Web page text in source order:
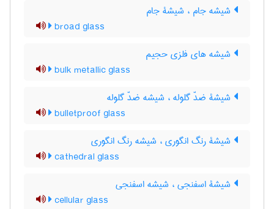
شیشه جام ، شیشۀ جام
broad glass
شیشه های فلزی حجیم
bulk metallic glass
شیشۀ ضدّ گلوله ، شیشه ضدّ گلوله
bulletproof glass
شیشۀ رنگ انگوری ، شیشه رنگ انگوری
cathedral glass
شیشۀ اسفنجی ، شیشه اسفنجی
cellular glass